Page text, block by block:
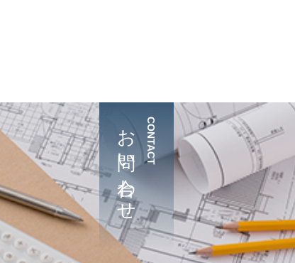
CONTACT
お問い合わせ